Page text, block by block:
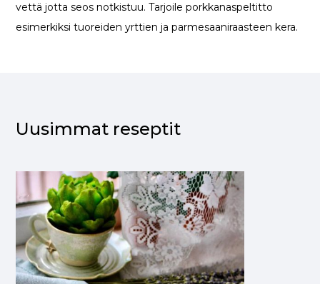
vettä jotta seos notkistuu. Tarjoile porkkanaspeltitto
esimerkiksi tuoreiden yrttien ja parmesaaniraasteen kera.
Uusimmat reseptit